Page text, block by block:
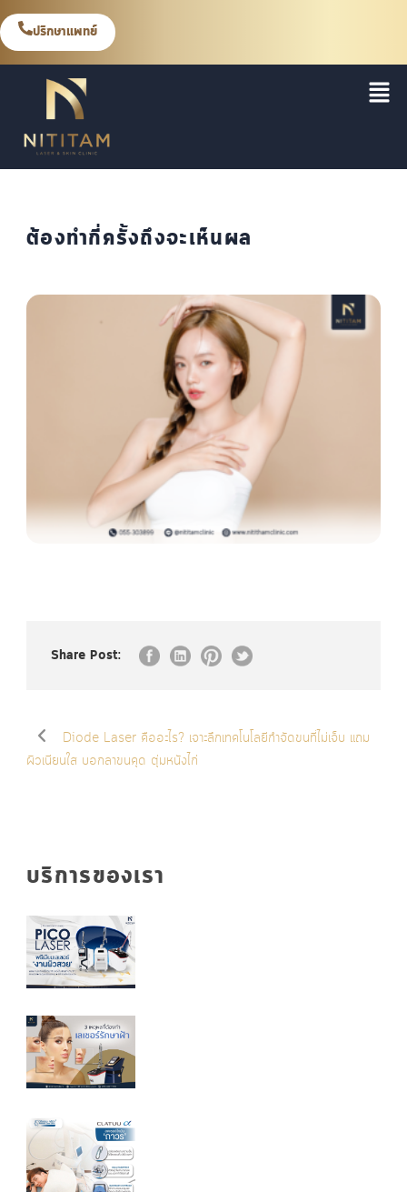
ปรึกษาแพทย์
ต้องทำกี่ครั้งถึงจะเห็นผล
Share Post:
Diode Laser คืออะไร? เจาะลึกเทคโนโลยีกำจัดขนที่ไม่เจ็บ แถม
ผิวเนียนใส บอกลาขนคุด ตุ่มหนังไก่
บริการของเรา